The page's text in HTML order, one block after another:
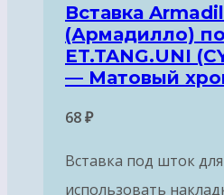
Вставка
(Армадилло)
ET.TANG.UNI
— Матовый
68₽
Вставка под шток
использовать